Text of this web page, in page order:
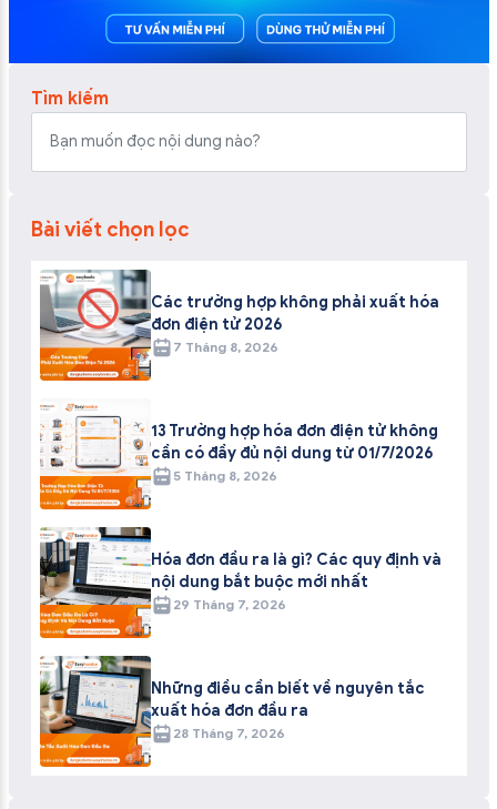
Tìm kiếm
Bài viết chọn lọc
Các trường hợp không phải xuất hóa
đơn điện tử 2026
7 Tháng 8, 2026
13 Trường hợp hóa đơn điện tử không
cần có đầy đủ nội dung từ 01/7/2026
5 Tháng 8, 2026
Hóa đơn đầu ra là gì? Các quy định và
nội dung bắt buộc mới nhất
29 Tháng 7, 2026
Những điều cần biết về nguyên tắc
xuất hóa đơn đầu ra
28 Tháng 7, 2026